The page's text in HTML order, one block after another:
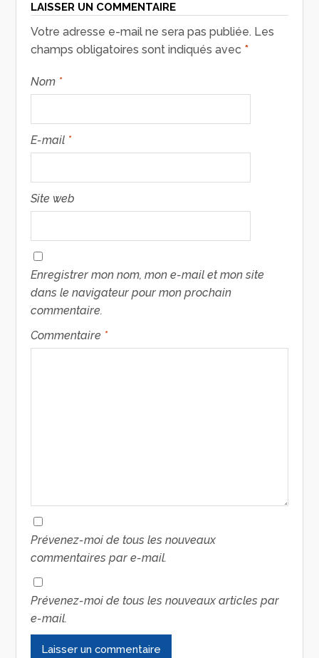
LAISSER UN COMMENTAIRE
Votre adresse e-mail ne sera pas publiée. Les
champs obligatoires sont indiqués avec *
Nom *
E-mail *
Site web
Enregistrer mon nom, mon e-mail et mon site
dans le navigateur pour mon prochain
commentaire.
Commentaire *
Prévenez-moi de tous les nouveaux
commentaires par e-mail.
Prévenez-moi de tous les nouveaux articles par
e-mail.